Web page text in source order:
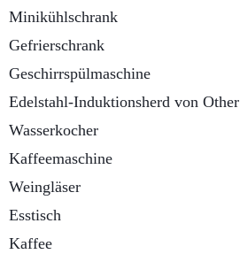
Minikühlschrank
Gefrierschrank
Ge­schirr­spül­ma­schi­ne
Edelstahl-Induktionsherd von Other
Wasserkocher
Kaffeemaschine
Weingläser
Esstisch
Kaffee